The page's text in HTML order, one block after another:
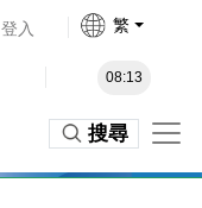
登入 繁
08:13
搜尋